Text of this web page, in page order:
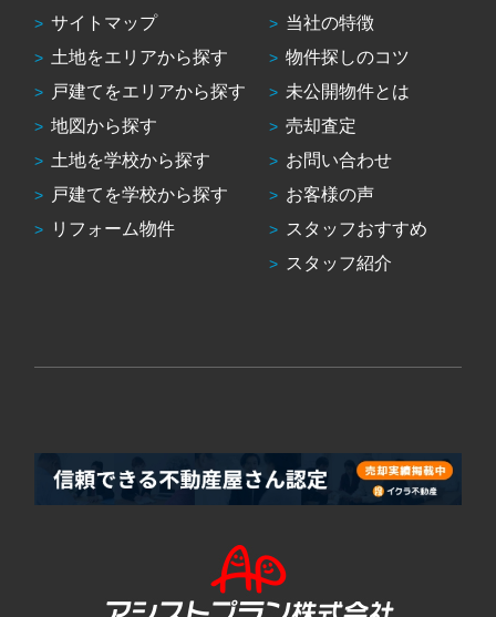
サイトマップ
土地をエリアから探す
戸建てをエリアから探す
地図から探す
土地を学校から探す
戸建てを学校から探す
リフォーム物件
当社の特徴
物件探しのコツ
未公開物件とは
売却査定
お問い合わせ
お客様の声
スタッフおすすめ
スタッフ紹介